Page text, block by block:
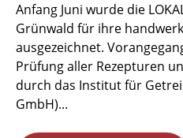
Anfang Juni wurde die
Grünwald für ihre
ausgezeichnet.
Prüfung aller Rezepturen
durch das Institut für
GmbH)...